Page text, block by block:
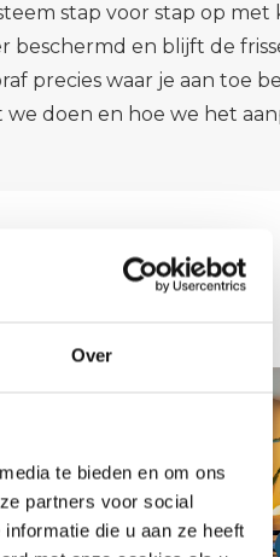
Over
te bieden en om ons
partners voor social
die u aan ze heeft
stap voor stap op met
beschermd en blijft de
precies waar je aan toe
doen en hoe we het